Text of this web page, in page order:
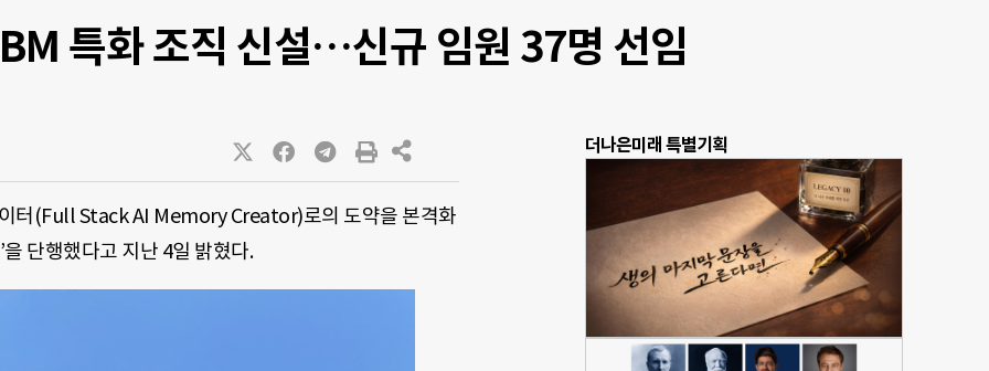
특화 조직 신설…신규 임원 37명 선임
터(Full Stack AI Memory Creator)로의 도약을 본격화
단행했다고 지난 4일 밝혔다.
더나은미래 특별기획